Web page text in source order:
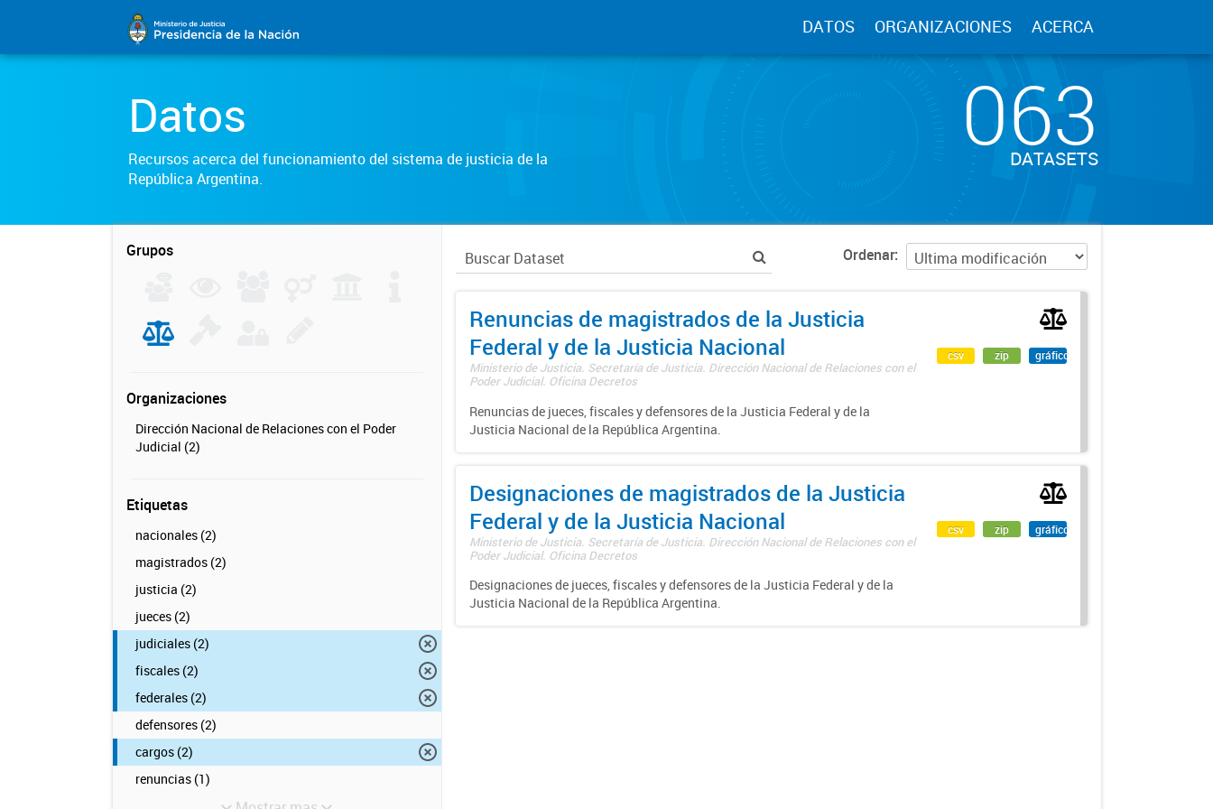
DATOS ORGANIZACIONES ACERCA
Datos
Recursos acerca del funcionamiento del sistema de justicia de la
República Argentina.
063
DATASETS
Grupos
Organizaciones
Dirección Nacional de Relaciones con el Poder
Judicial (2)
Etiquetas
nacionales (2)
magistrados (2)
justicia (2)
jueces (2)
judiciales (2)
fiscales (2)
federales (2)
defensores (2)
cargos (2)
renuncias (1)
Ordenar
Renuncias de magistrados de la Justicia
Federal y de la Justicia Nacional
Ministerio de Justicia. Secretaría de Justicia. Dirección Nacional de Relaciones con el
Poder Judicial. Oficina Decretos
Renuncias de jueces, fiscales y defensores de la Justicia Federal y de la
Justicia Nacional de la República Argentina.
csv zip gráfico
Designaciones de magistrados de la Justicia
Federal y de la Justicia Nacional
Ministerio de Justicia. Secretaría de Justicia. Dirección Nacional de Relaciones con el
Poder Judicial. Oficina Decretos
Designaciones de jueces, fiscales y defensores de la Justicia Federal y de la
Justicia Nacional de la República Argentina.
csv zip gráfico